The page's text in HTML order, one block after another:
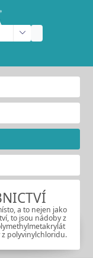
a to nejen jako
to jsou nádoby z
polyvinylchloridu.